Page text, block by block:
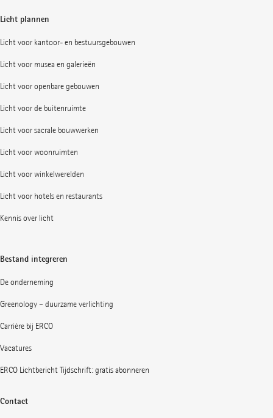
Licht plannen
Licht voor kantoor- en bestuursgebouwen
Licht voor musea en galerieën
Licht voor openbare gebouwen
Licht voor de buitenruimte
Licht voor sacrale bouwwerken
Licht voor woonruimten
Licht voor winkelwerelden
Licht voor hotels en restaurants
Kennis over licht
Bestand integreren
De onderneming
Greenology – duurzame verlichting
Carrière bij ERCO
Vacatures
ERCO Lichtbericht Tijdschrift: gratis abonneren
Contact